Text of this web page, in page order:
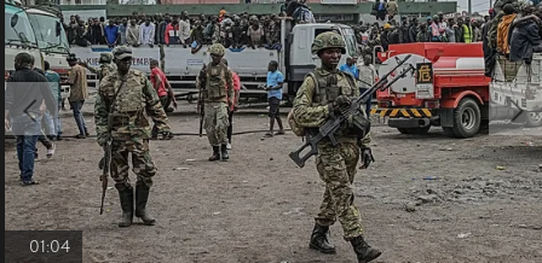
01:04